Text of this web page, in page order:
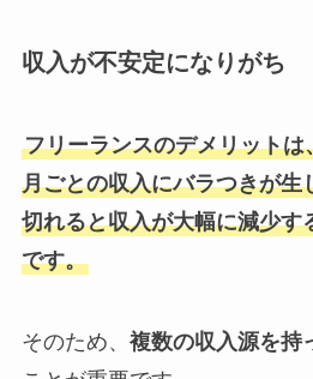
収入が不安定になりがち
フリーランスのデメリットは
月ごとの収入にバラつきが生
切れると収入が大幅に減少す
です。
そのため、 複数の収入源を持